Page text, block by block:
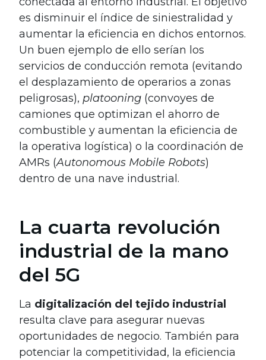
es disminuir el índice de siniestralidad y
aumentar la eficiencia en dichos entornos.
Un buen ejemplo de ello serían los
servicios de conducción remota (evitando
el desplazamiento de operarios a zonas
peligrosas), platooning (convoyes de
camiones que optimizan el ahorro de
combustible y aumentan la eficiencia de
la operativa logística) o la coordinación de
AMRs (Autonomous Mobile Robots)
dentro de una nave industrial.
La cuarta revolución
industrial de la mano
del 5G
La digitalización del tejido industrial
resulta clave para asegurar nuevas
oportunidades de negocio. También para
potenciar la competitividad, la eficiencia